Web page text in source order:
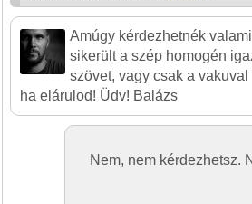
Amúgy kérdezhetnék
sikerült a szép homogén
szövet, vagy csak a
ha elárulod! Üdv! Balázs
Nem, nem kérdezhetsz.